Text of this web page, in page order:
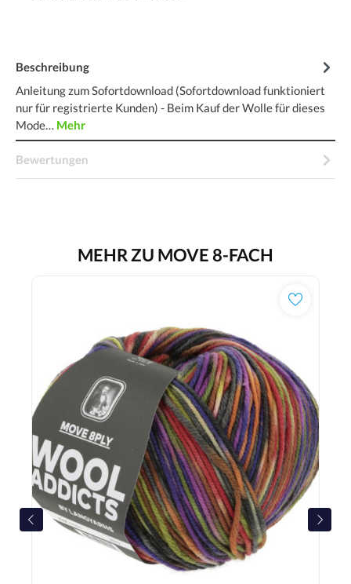
Beschreibung
Anleitung zum Sofortdownload (Sofortdownload funktioniert
nur für registrierte Kunden) - Beim Kauf der Wolle für dieses
Mode… Mehr
Bewertungen
MEHR ZU MOVE 8-FACH